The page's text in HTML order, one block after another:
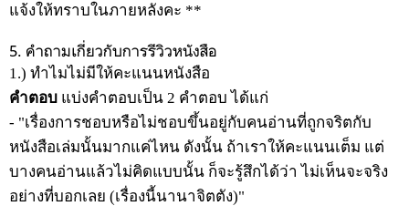
แจ้งให้ทราบในภายหลังคะ **
5. คำถามเกี่ยวกับการรีวิวหนังสือ
1.) ทำไมไม่มีให้คะแนนหนังสือ
คำตอบ แบ่งคำตอบเป็น 2 คำตอบ ได้แก่
- "เรื่องการชอบหรือไม่ชอบขึ้นอยู่กับคนอ่านที่ถูกจริตกับ
หนังสือเล่มนั้นมากแค่ไหน ดังนั้น ถ้าเราให้คะแนนเต็ม แต่
บางคนอ่านแล้วไม่คิดแบบนั้น ก็จะรู้สึกได้ว่า ไม่เห็นจะจริง
อย่างที่บอกเลย (เรื่องนี้นานาจิตตัง)"